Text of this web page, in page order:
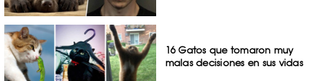
16 Gatos que tomaron muy
malas decisiones en sus vidas